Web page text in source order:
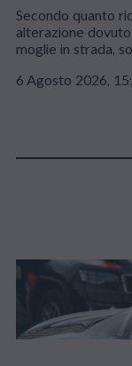
Secondo quanto
alterazione
moglie in strada,
6 Agosto 2026,